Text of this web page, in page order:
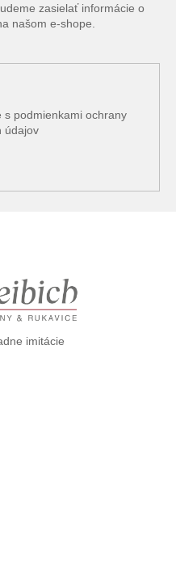
zasielať informácie o
našom e-shope.
s podmienkami ochrany
údajov
imitácie